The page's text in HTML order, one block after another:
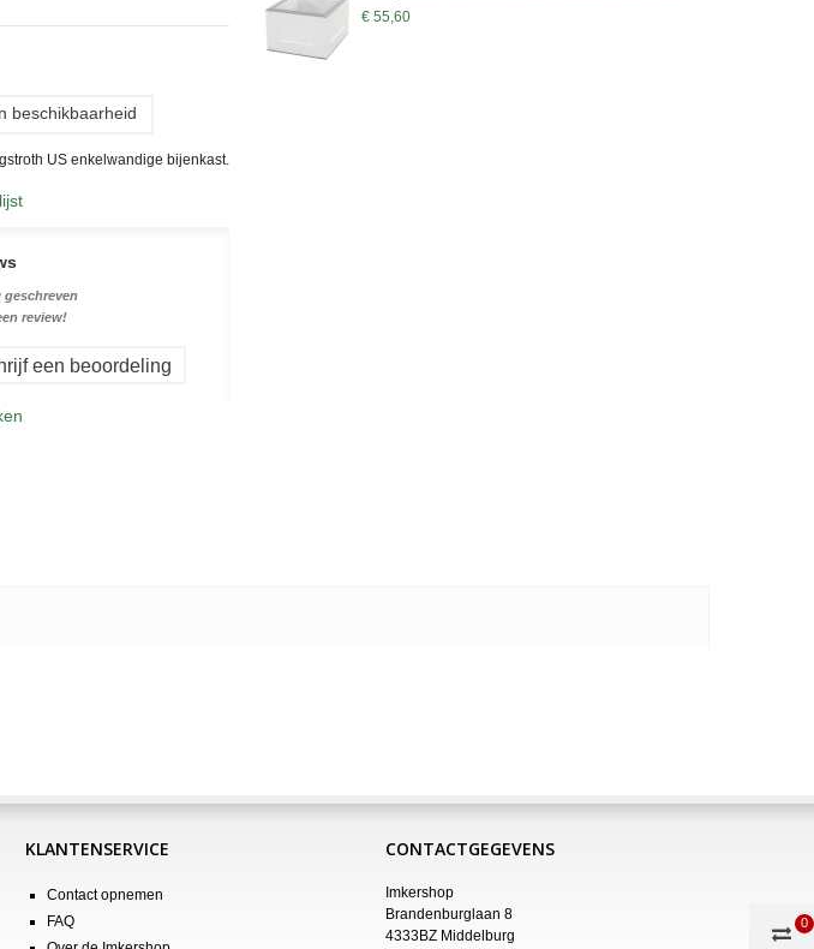
beschikbaarheid
US enkelwandige bijenkast.
geschreven
review!
een beoordeling
€ 55,60
KLANTENSERVICE
Contact opnemen
FAQ
CONTACTGEGEVENS
Imkershop
Brandenburglaan 8
4333BZ Middelburg
0